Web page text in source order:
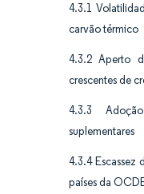
4.3.1
carvão térmico
4.3.2 Aperto
crescentes de
4.3.3
suplementares
4.3.4 Escassez
países da